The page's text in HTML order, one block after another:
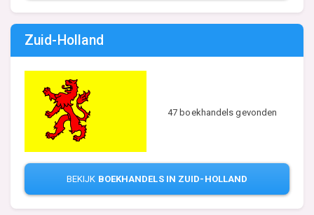
Zuid-Holland
47 boekhandels gevonden
BEKIJK BOEKHANDELS IN ZUID-HOLLAND